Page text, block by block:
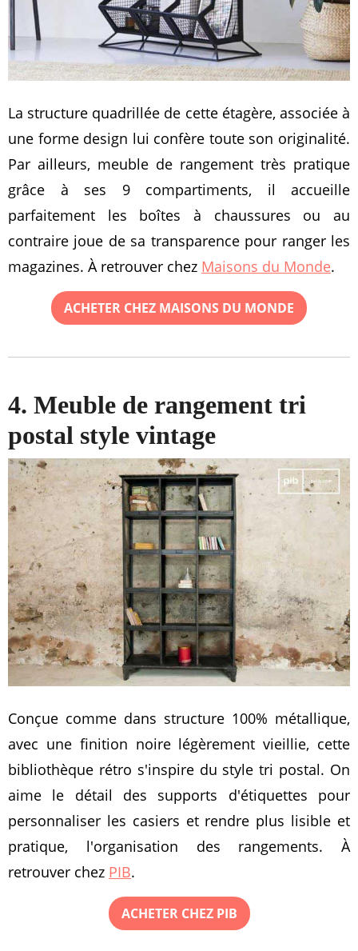
La structure quadrillée de cette étagère, associée à
une forme design lui confère toute son originalité.
Par ailleurs, meuble de rangement très pratique
grâce à ses 9 compartiments, il accueille
parfaitement les boîtes à chaussures ou au
contraire joue de sa transparence pour ranger les
magazines. À retrouver chez Maisons du Monde.
ACHETER CHEZ MAISONS DU MONDE
4. Meuble de rangement tri
postal style vintage
Conçue comme dans structure 100% métallique,
avec une finition noire légèrement vieillie, cette
bibliothèque rétro s'inspire du style tri postal. On
aime le détail des supports d'étiquettes pour
personnaliser les casiers et rendre plus lisible et
pratique, l'organisation des rangements. À
retrouver chez PIB.
ACHETER CHEZ PIB